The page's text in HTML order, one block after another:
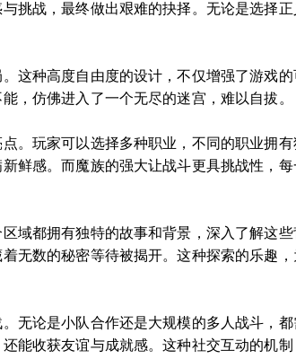
挑战，最终做出艰难的抉择。无论是选择
这种高度自由度的设计，不仅增强了游戏
，仿佛进入了一个无尽的迷宫，难以自拔。
。玩家可以选择多种职业，不同的职业拥
鲜感。而魔族的强大让战斗更具挑战性，每
域都拥有独特的故事和背景，深入了解这些
无数的秘密等待被揭开。这种探索的乐趣，
无论是小队合作还是大规模的多人战斗，都
能收获友谊与成就感。这种社交互动的机